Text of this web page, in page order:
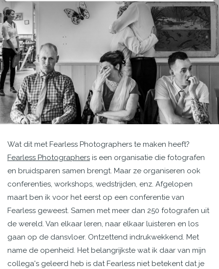
Wat dit met Fearless Photographers te maken heeft?
Fearless Photographers is een organisatie die fotografen
en bruidsparen samen brengt. Maar ze organiseren ook
conferenties, workshops, wedstrijden, enz. Afgelopen
maart ben ik voor het eerst op een conferentie van
Fearless geweest. Samen met meer dan 250 fotografen uit
de wereld. Van elkaar leren, naar elkaar luisteren en los
gaan op de dansvloer. Ontzettend indrukwekkend. Met
name de openheid. Het belangrijkste wat ik daar van mijn
collega's geleerd heb is dat Fearless niet betekent dat je